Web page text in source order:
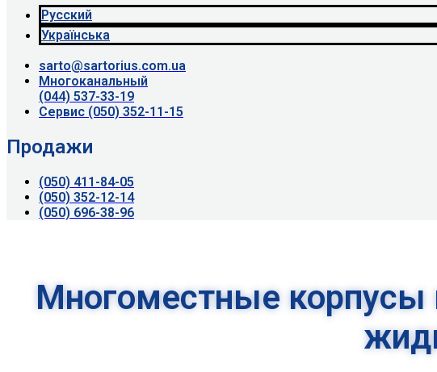
Русский
Українська
sarto@sartorius.com.ua
Многоканальный
(044) 537-33-19
Сервис (050) 352-11-15
Продажи
(050) 411-84-05
(050) 352-12-14
(050) 696-38-96
Многоместные корпусы